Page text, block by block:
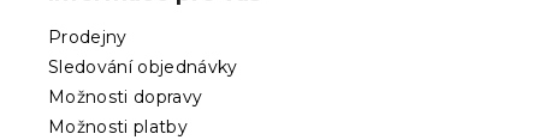
Prodejny
Sledování objednávky
Možnosti dopravy
Možnosti platby